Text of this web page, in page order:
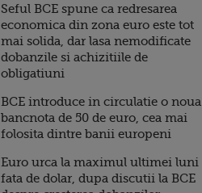
Seful BCE spune ca redresarea
economica din zona euro este tot
mai solida, dar lasa nemodificate
dobanzile si achizitiile de
obligatiuni
BCE introduce in circulatie o noua
bancnota de 50 de euro, cea mai
folosita dintre banii europeni
Euro urca la maximul ultimei luni
fata de dolar, dupa discutii la BCE